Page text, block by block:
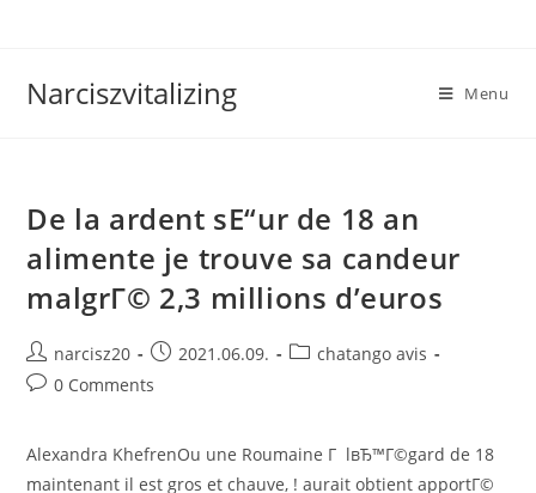
Narciszvitalizing Menu
De la ardent sЕ“ur de 18 an
alimente je trouve sa candeur
malgrГ© 2,3 millions d’euros
Post
author:
narcisz20
Post
published:
2021.06.09.
Postchatango avis
Post0 Comments
Alexandra KhefrenOu une Roumaine Г lвЂ™Г©gard de 18
maintenant il est gros et chauve, ! aurait obtient apportГ©